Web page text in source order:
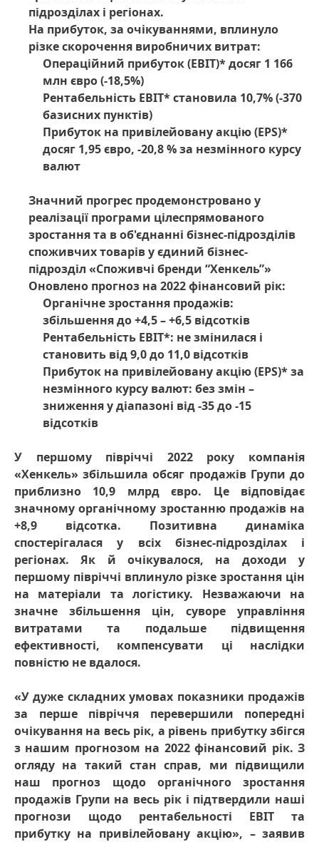
підрозділах і регіонах.
На прибуток, за очікуваннями, вплинуло
різке скорочення виробничих витрат:
Операційний прибуток(EBIT)* досяг 1 166
млн євро(-18,5%)
Рентабельність EBIT* становила 10,7%(-370
базисних пунктів)
Прибуток на привілейовану акцію(EPS)*
досяг 1,95 євро, -20,8 % за незмінного курсу
валют
Значний прогрес продемонстровано у
реалізації програми цілеспрямованого
зростання та в об'єднанні бізнес-підрозділів
споживчих товарів у єдиний бізнес-
підрозділ «Споживчі бренди “Хенкель”»
Оновлено прогноз на 2022 фінансовий рік:
Органічне зростання продажів:
збільшення до +4,5 – +6,5 відсотків
Рентабельність EBIT*: не змінилася і
становить від 9,0 до 11,0 відсотків
Прибуток на привілейовану акцію(EPS)* за
незмінного курсу валют: без змін –
зниження у діапазоні від -35 до -15
відсотків
У першому півріччі 2022 року компанія
«Хенкель» збільшила обсяг продажів Групи до
приблизно 10,9 млрд євро. Це відповідає
значному органічному зростанню продажів на
+8,9 відсотка. Позитивна динаміка
спостерігалася у всіх бізнес-підрозділах і
регіонах. Як й очікувалося, на доходи у
першому півріччі вплинуло різке зростання цін
на матеріали та логістику. Незважаючи на
значне збільшення цін, суворе управління
витратами та подальше підвищення
ефективності, компенсувати ці наслідки
повністю не вдалося.
«У дуже складних умовах показники продажів
за перше півріччя перевершили попередні
очікування на весь рік, а рівень прибутку збігся
з нашим прогнозом на 2022 фінансовий рік. З
огляду на такий стан справ, ми підвищили
наш прогноз щодо органічного зростання
продажів Групи на весь рік і підтвердили наші
прогнози щодо рентабельності EBIT та
прибутку на привілейовану акцію», – заявив